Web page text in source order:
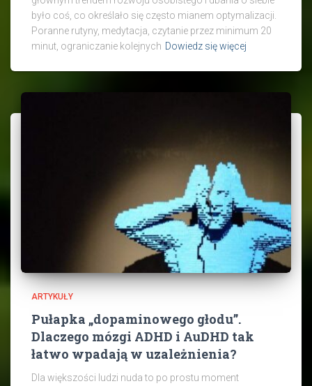
było coś, co określało się często mianem optymalizacji.
Poranne rutyny, medytacja, czytanie przez minimum 20
minut, ograniczanie kolejnych Dowiedz się więcej
ARTYKUŁY
Pułapka „dopaminowego głodu”.
Dlaczego mózgi ADHD i AuDHD tak
łatwo wpadają w uzależnienia?
Dla większości ludzi nuda to po prostu moment